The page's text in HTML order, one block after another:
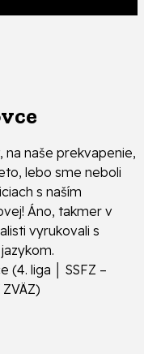
na naše prekvapenie,
lebo sme neboli
s naším
Áno, takmer v
vyrukovali s
(4. liga │ SSFZ –